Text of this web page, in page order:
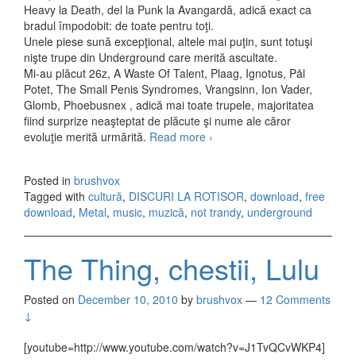
Heavy la Death, del la Punk la Avangardă, adică exact ca
bradul împodobit: de toate pentru toţi.
Unele piese sună excepţional, altele mai puţin, sunt totuşi
nişte trupe din Underground care merită ascultate.
Mi-au plăcut 26z, A Waste Of Talent, Plaag, Ignotus, Pål
Potet, The Small Penis Syndromes, Vrangsinn, Ion Vader,
Glomb, Phoebusnex , adică mai toate trupele, majoritatea
fiind surprize neaşteptat de plăcute şi nume ale căror
evoluţie merită urmărită. Read more Holy Fucking
›
Posted in brushvox
Tagged with cultură, DISCURI LA ROTISOR, download, free
download, Metal, music, muzică, not trandy, underground
The Thing, chestii, Lulu
Posted on December 10, 2010 by brushvox — 12 Comments
↓
[youtube=http://www.youtube.com/watch?v=J1TvQCvWKP4]